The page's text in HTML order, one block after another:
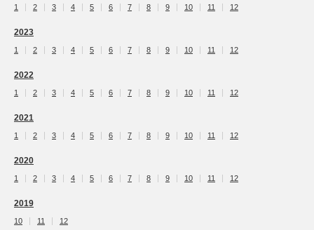
1 2 3 4 5 6 7 8 9 10 11 12
2023
1 2 3 4 5 6 7 8 9 10 11 12
2022
1 2 3 4 5 6 7 8 9 10 11 12
2021
1 2 3 4 5 6 7 8 9 10 11 12
2020
1 2 3 4 5 6 7 8 9 10 11 12
2019
10 11 12